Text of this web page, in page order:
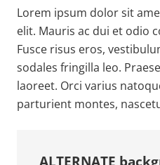
Lorem ipsum dolor sit
elit. Mauris ac dui et odio
Fusce risus eros,
sodales fringilla leo.
laoreet. Orci varius
parturient montes,
ALTERNATE